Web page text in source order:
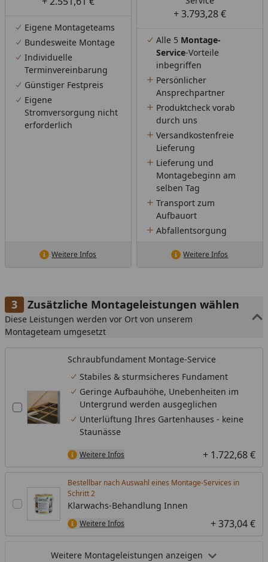
Eigene Montageteams
Bundesweite Montage
Individuelle
Terminvereinbarung
Günstiger Festpreis
Eigene
Stromversorgung nicht
erforderlich
Weitere Infos
+ 3.793,28 €
Alle 5 Montage-
Service-Vorteile
inbegriffen
Persönlicher
Ansprechpartner
Produktcheck vorab
durch uns
Versandkostenfreie
Lieferung
Lieferung und
Montagebeginn am
selben Tag
Transport zum
Aufbauort
Abfallentsorgung
Weitere Infos
Zusätzliche Montageleistungen wählen
Diese Leistungen werden vor Ort von unserem
Montageteam umgesetzt
Schraubfundament Montage-Service
Stabiles & sturmsicheres Fundament
Geringe Aufbauhöhe, Unebenheiten im
Untergrund werden ausgeglichen
Unterlüftung Ihres Gartenhauses - keine
Staunässe
Weitere Infos + 1.722,68 €
Bestellbar nach Auswahl eines Montage-Services in
Schritt
Klarwachs-Behandlung Innen
Weitere Infos + 373,04 €
Weitere Montageleistungen anzeigen